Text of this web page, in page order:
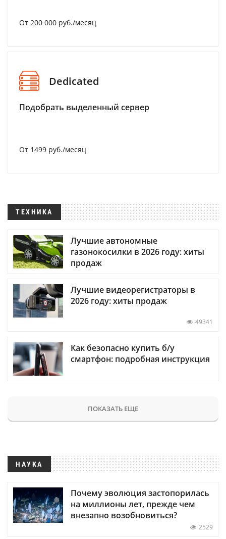
От 200 000 руб./месяц
Dedicated
Подобрать выделенный сервер
От 1499 руб./месяц
ТЕХНИКА
Лучшие автономные
газонокосилки в 2026 году: хиты
продаж
Лучшие видеорегистраторы в
2026 году: хиты продаж
49341
Как безопасно купить б/у
смартфон: подробная инструкция
ПОКАЗАТЬ ЕЩЕ
НАУКА
Почему эволюция застопорилась
на миллионы лет, прежде чем
внезапно возобновиться?
2529